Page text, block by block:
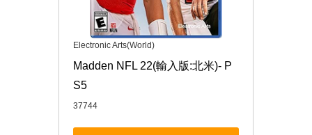
Electronic Arts(World)
Madden NFL 22(輸入版:北米)- P
S5
37744